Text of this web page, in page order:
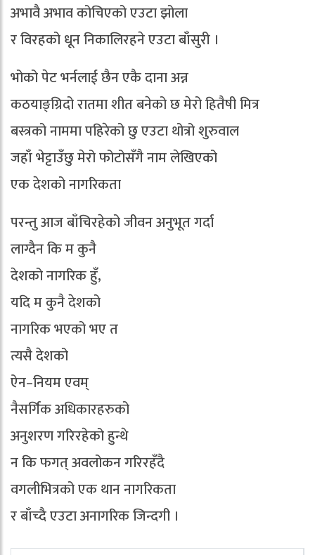
अभावै अभाव कोचिएको एउटा झोला
र विरहको धून निकालिरहने एउटा बाँसुरी ।
भोको पेट भर्नलाई छैन एकै दाना अन्न
कठयाङ्ग्रिदो रातमा शीत बनेको छ मेरो हितैषी मित्र
बस्त्रको नाममा पहिरेको छु एउटा थोत्रो शुरुवाल
जहाँ भेट्टाउँछु मेरो फोटोसँगै नाम लेखिएको
एक देशको नागरिकता
परन्तु आज बाँचिरहेको जीवन अनुभूत गर्दा
लाग्दैन कि म कुनै
देशको नागरिक हुँ,
यदि म कुनै देशको
नागरिक भएको भए त
त्यसै देशको
ऐन–नियम एवम्
नैसर्गिक अधिकारहरुको
अनुशरण गरिरहेको हुन्थे
न कि फगत् अवलोकन गरिरहँदै
वगलीभित्रको एक थान नागरिकता
र बाँच्दै एउटा अनागरिक जिन्दगी ।